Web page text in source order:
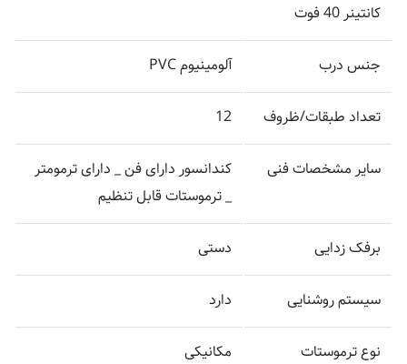
کانتینر 40 فوت
جنس درب آلومینیوم PVC
تعداد طبقات/ظروف 12
سایر مشخصات فنی
کندانسور دارای فن _ دارای ترمومتر
_ ترموستات قابل تنظیم
برفک زدایی دستی
سیستم روشنایی دارد
نوع ترموستات مکانیکی